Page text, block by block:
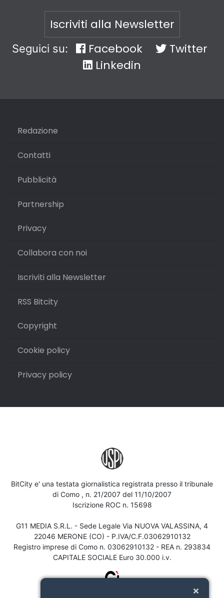
Iscriviti alla Newsletter
Seguici su: Facebook
Twitter
Linkedin
Redazione
Contatti
Pubblicità
Partnership
Privacy
Collabora con noi
Iscriviti alla Newsletter
RSS Bitcity
Copyright
Cookie policy
Privacy policy
BitCity e' una testata giornalistica registrata presso il tribunale
di Como , n. 21/2007 del 11/10/2007
Iscrizione ROC n. 15698
G11 MEDIA S.R.L. - Sede Legale Via NUOVA VALASSINA, 4
22046 MERONE (CO) - P.IVA/C.F.03062910132
Registro imprese di Como n. 03062910132 - REA n. 293834
CAPITALE SOCIALE Euro 30.000 i.v.